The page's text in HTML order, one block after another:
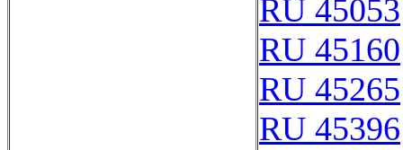
RU 45053
RU 45160
RU 45265
RU 45396